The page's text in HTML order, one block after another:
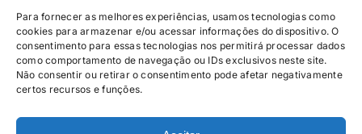
Para fornecer as melhores experiências, usamos tecnologias como
cookies para armazenar e/ou acessar informações do dispositivo. O
consentimento para essas tecnologias nos permitirá processar dados
como comportamento de navegação ou IDs exclusivos neste site.
Não consentir ou retirar o consentimento pode afetar negativamente
certos recursos e funções.
POLÍTICA DE COOKIES
POLÍTICA DE PRIVACIDADE